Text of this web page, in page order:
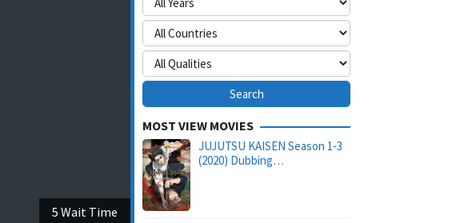
5 Wait Time
MOST VIEW MOVIES
JUJUTSU KAISEN Season 1-3
(2020) Dubbing…